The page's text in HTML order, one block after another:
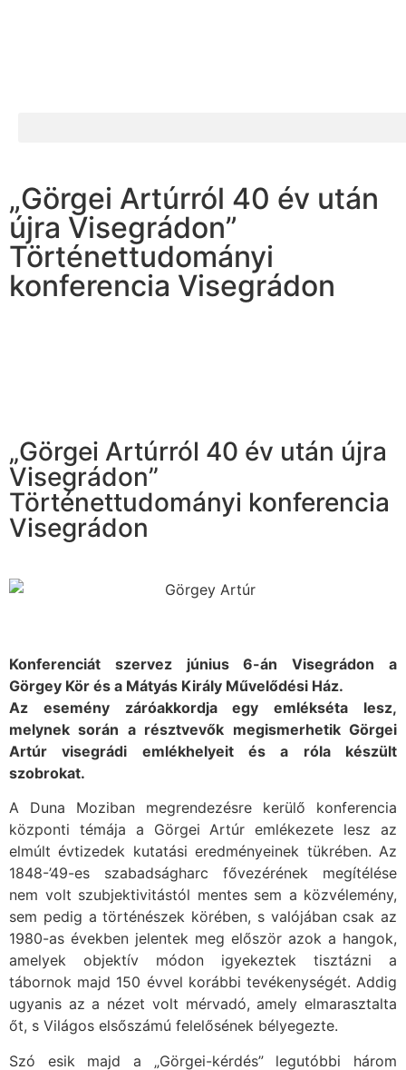
„Görgei Artúrról 40 év után
újra Visegrádon”
Történettudományi
konferencia Visegrádon
„Görgei Artúrról 40 év után újra
Visegrádon”
Történettudományi konferencia
Visegrádon
Konferenciát szervez június 6-án Visegrádon a
Görgey Kör és a Mátyás Király Művelődési Ház.
Az esemény záróakkordja egy emlékséta lesz,
melynek során a résztvevők megismerhetik Görgei
Artúr visegrádi emlékhelyeit és a róla készült
szobrokat.
A Duna Moziban megrendezésre kerülő konferencia
központi témája a Görgei Artúr emlékezete lesz az
elmúlt évtizedek kutatási eredményeinek tükrében. Az
1848-’49-es szabadságharc fővezérének megítélése
nem volt szubjektivitástól mentes sem a közvélemény,
sem pedig a történészek körében, s valójában csak az
1980-as években jelentek meg először azok a hangok,
amelyek objektív módon igyekeztek tisztázni a
tábornok majd 150 évvel korábbi tevékenységét. Addig
ugyanis az a nézet volt mérvadó, amely elmarasztalta
őt, s Világos elsőszámú felelősének bélyegezte.
Szó esik majd a „Görgei-kérdés” legutóbbi három